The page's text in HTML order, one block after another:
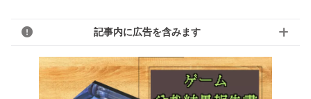
記事内に広告を含みます